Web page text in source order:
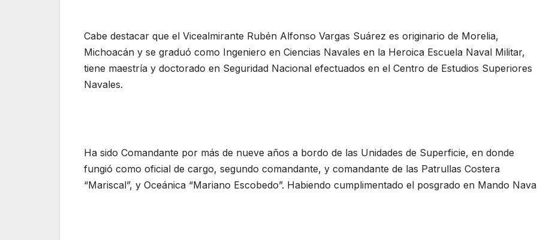
Cabe destacar que el Vicealmirante Rubén Alfonso Vargas Suárez es originario de Morelia,
Michoacán y se graduó como Ingeniero en Ciencias Navales en la Heroica Escuela Naval Militar,
tiene maestría y doctorado en Seguridad Nacional efectuados en el Centro de Estudios Superiores
Navales.
Ha sido Comandante por más de nueve años a bordo de las Unidades de Superficie, en donde
fungió como oficial de cargo, segundo comandante, y comandante de las Patrullas Costera
“Mariscal”, y Oceánica “Mariano Escobedo”. Habiendo cumplimentado el posgrado en Mando